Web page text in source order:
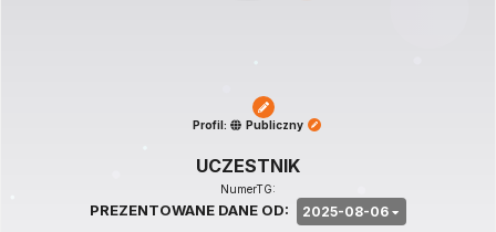
Profil: Publiczny
UCZESTNIK
NumerTG:
PREZENTOWANE DANE OD: 2025-08-06